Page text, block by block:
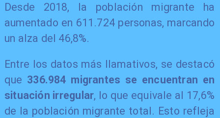
Desde 2018, la población migrante ha
aumentado en 611.724 personas, marcando
un alza del 46,8%.
Entre los datos más llamativos, se destacó
que 336.984 migrantes se encuentran en
situación irregular, lo que equivale al 17,6%
de la población migrante total. Esto refleja